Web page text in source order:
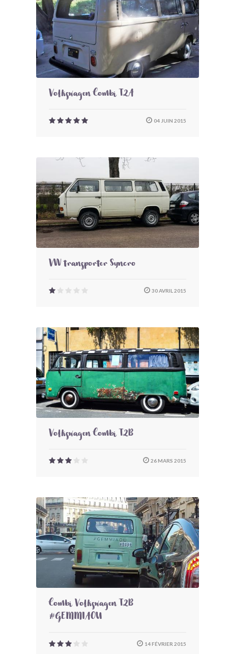
Volkswagen Combi T2A
04 JUIN 2015
VW transporter Syncro
30 AVRIL 2015
Volkswagen Combi T2B
26 MARS 2015
Combi Volkswagen T2B
#GEMMIAOU
14 FÉVRIER 2015